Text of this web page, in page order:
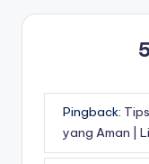
Pingback:
yang Aman |